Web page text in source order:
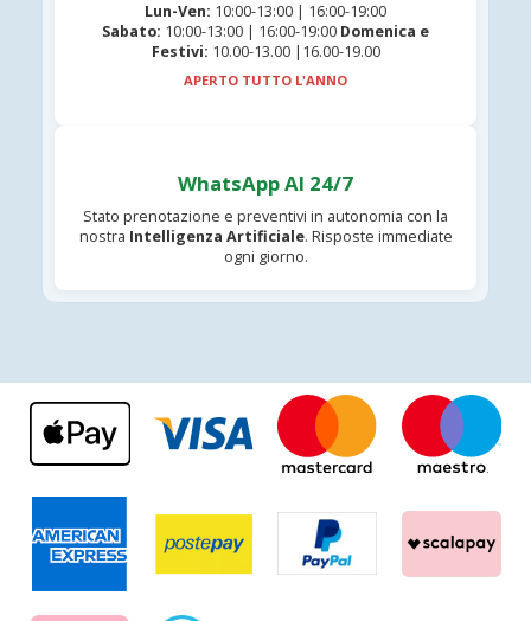
Lun-Ven: 10:00-13:00 | 16:00-19:00
Sabato: 10:00-13:00 | 16:00-19:00 Domenica e
Festivi: 10.00-13.00 |16.00-19.00
APERTO TUTTO L'ANNO
WhatsApp AI 24/7
Stato prenotazione e preventivi in autonomia con la
nostra Intelligenza Artificiale. Risposte immediate
ogni giorno.